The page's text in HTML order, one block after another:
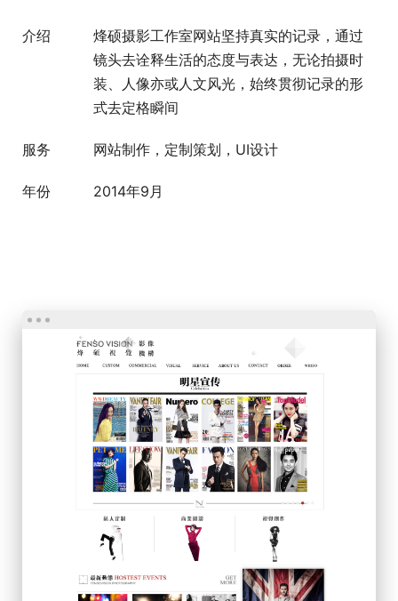
介绍
烽硕摄影工作室网站坚持真实的记录，通过
镜头去诠释生活的态度与表达，无论拍摄时
装、人像亦或人文风光，始终贯彻记录的形
式去定格瞬间
服务 网站制作，定制策划，UI设计
年份 2014年9月